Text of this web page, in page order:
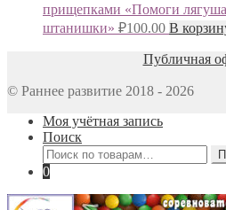
прищепками «Помоги
штанишки» ₽100.00 В
Публичная
© Раннее развитие 2018 - 2026
Моя учётная запись
Поиск
Искать:
0